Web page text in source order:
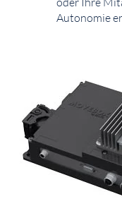
Autonomie